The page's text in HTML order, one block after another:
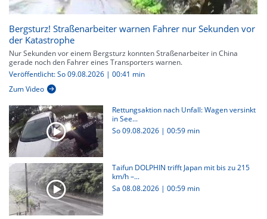
Bergsturz! Straßenarbeiter warnen Fahrer nur Sekunden vor
der Katastrophe
Nur Sekunden vor einem Bergsturz konnten Straßenarbeiter in China
gerade noch den Fahrer eines Transporters warnen.
Veröffentlicht: So 09.08.2026 | 00:41 min
Zum Video
Rettungsaktion nach Unfall: Wagen versinkt
in See...
So 09.08.2026 | 00:59 min
Taifun DOLPHIN trifft Japan mit bis zu 215
km/h –...
Sa 08.08.2026 | 00:59 min